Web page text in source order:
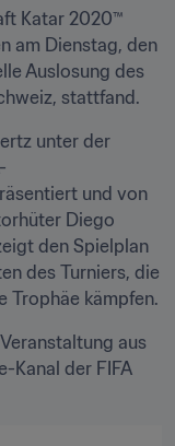
Katar 2020™
am Dienstag, den
Auslosung des
stattfand.
unter der
und von
Diego
den Spielplan
des Turniers, die
Trophäe kämpfen.
aus
Kanal der FIFA